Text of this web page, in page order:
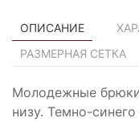
ОПИСАНИЕ
РАЗМЕРНАЯ СЕТКА
Молодежные
низу. Темно-